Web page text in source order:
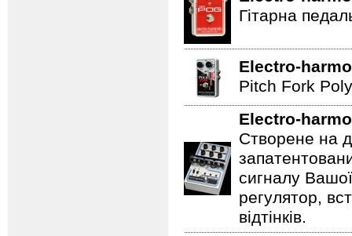
Гітарна
Electro-
Pitch Fork
Electro-
Створене на
сигналу
регулятор,
відтінків.